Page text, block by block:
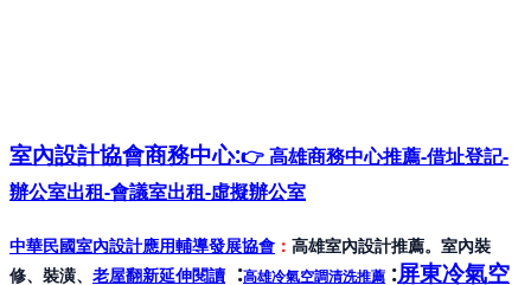
室內設計協會商務中心:👉 高雄商務中心推薦-借址登記-
辦公室出租-會議室出租-虛擬辦公室
中華民國室內設計應用輔導發展協會 ： 高雄室內設計推薦。室內裝
修、裝潢、 老屋翻新延伸閱讀 :高雄冷氣空調清洗推薦 :屏東冷氣空